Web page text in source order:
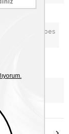
the price goes